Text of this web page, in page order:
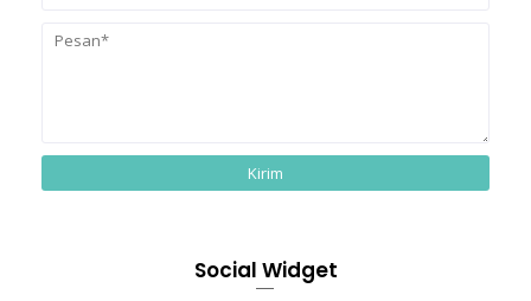
Social Widget